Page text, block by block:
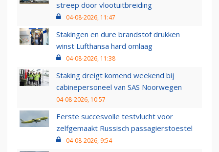
streep door vlootuitbreiding
04-08-2026, 11:47
Stakingen en dure brandstof drukken
winst Lufthansa hard omlaag
04-08-2026, 11:38
Staking dreigt komend weekend bij
cabinepersoneel van SAS Noorwegen
04-08-2026, 10:57
Eerste succesvolle testvlucht voor
zelfgemaakt Russisch passagierstoestel
04-08-2026, 9:54